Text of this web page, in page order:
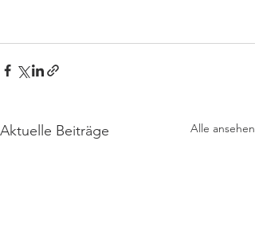
Aktuelle Beiträge Alle ansehen